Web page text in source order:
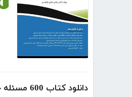
دانلود کتاب 600 مسئله چند گزینه‌ای در سیستم توزیع شده (سیستم عامل پیشرفته)